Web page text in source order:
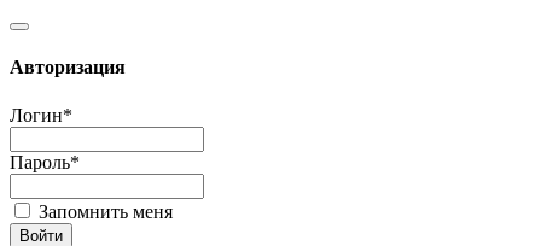
Авторизация
Логин*
Пароль*
Запомнить меня